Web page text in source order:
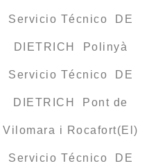
Servicio Técnico DE
DIETRICH Polinyà
Servicio Técnico DE
DIETRICH Pont de
Vilomara i Rocafort(El)
Servicio Técnico DE